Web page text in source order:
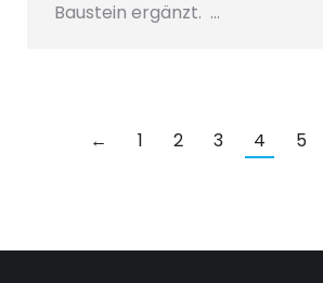
Baustein ergänzt. …
← 1 2 3 4 5